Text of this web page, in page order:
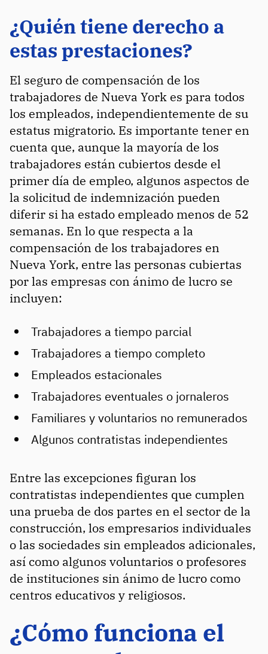
¿Quién tiene derecho a
estas prestaciones?
El seguro de compensación de los
trabajadores de Nueva York es para todos
los empleados, independientemente de su
estatus migratorio. Es importante tener en
cuenta que, aunque la mayoría de los
trabajadores están cubiertos desde el
primer día de empleo, algunos aspectos de
la solicitud de indemnización pueden
diferir si ha estado empleado menos de 52
semanas. En lo que respecta a la
compensación de los trabajadores en
Nueva York, entre las personas cubiertas
por las empresas con ánimo de lucro se
incluyen:
Trabajadores a tiempo parcial
Trabajadores a tiempo completo
Empleados estacionales
Trabajadores eventuales o jornaleros
Familiares y voluntarios no remunerados
Algunos contratistas independientes
Entre las excepciones figuran los
contratistas independientes que cumplen
una prueba de dos partes en el sector de la
construcción, los empresarios individuales
o las sociedades sin empleados adicionales,
así como algunos voluntarios o profesores
de instituciones sin ánimo de lucro como
centros educativos y religiosos.
¿Cómo funciona el